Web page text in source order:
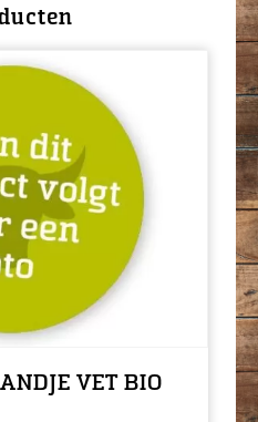
VET BIO